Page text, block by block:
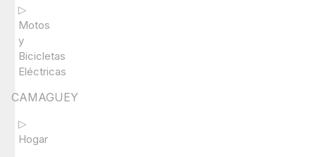
▷
Motos
y
Bicicletas
Eléctricas
CAMAGUEY
▷
Hogar